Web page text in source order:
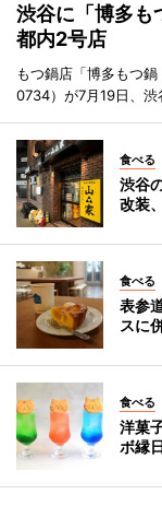
渋谷に「博多
都内2号店
もつ鍋店「博多もつ
0734）が7月19日、渋
食べる
渋谷
改装
食べる
表参
スに
食べる
洋菓
ボ縁